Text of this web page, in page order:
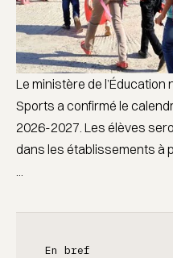
Le ministère de
Sports a confirmé le
2026-2027. Les élèves
dans les établissements à
...
En bref